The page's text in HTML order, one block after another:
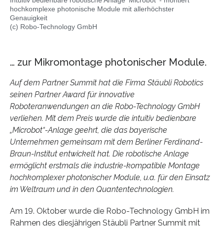
hochkomplexe photonische Module mit allerhöchster
Genauigkeit
(c) Robo-Technology GmbH
… zur Mikromontage photonischer Module.
Auf dem Partner Summit hat die Firma Stäubli Robotics
seinen Partner Award für innovative
Roboteranwendungen an die Robo-Technology GmbH
verliehen. Mit dem Preis wurde die intuitiv bedienbare
„Microbot“-Anlage geehrt, die das bayerische
Unternehmen gemeinsam mit dem Berliner Ferdinand-
Braun-Institut entwickelt hat. Die robotische Anlage
ermöglicht erstmals die industrie-kompatible Montage
hochkomplexer photonischer Module, u.a. für den Einsatz
im Weltraum und in den Quantentechnologien.
Am 19. Oktober wurde die Robo-Technology GmbH im
Rahmen des diesjährigen Stäubli Partner Summit mit